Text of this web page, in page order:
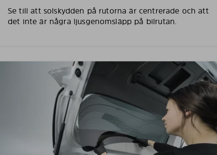
Se till att solskydden på rutorna är centrerade och att
det inte är några ljusgenomsläpp på bilrutan.